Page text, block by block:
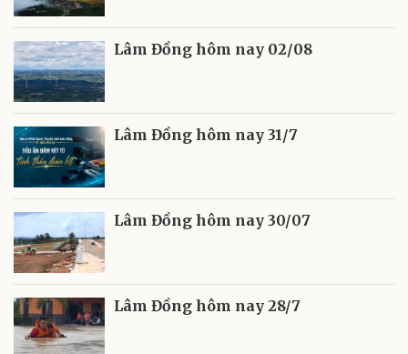
Lâm Đồng hôm nay 02/08
Lâm Đồng hôm nay 31/7
Lâm Đồng hôm nay 30/07
Lâm Đồng hôm nay 28/7